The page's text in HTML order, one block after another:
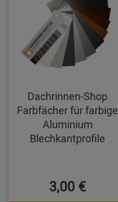
Dachrinnen-Shop
Farbfächer für farbige
Aluminium
Blechkantprofile
3,00 €